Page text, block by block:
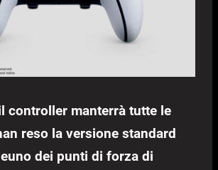
controller manterrà tutte le
reso la versione standard
dei punti di forza di